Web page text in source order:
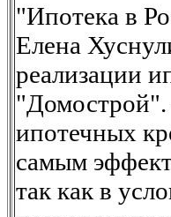
"Ипотека в
Елена
реализации
"Домострой".
ипотечных
самым
так как в